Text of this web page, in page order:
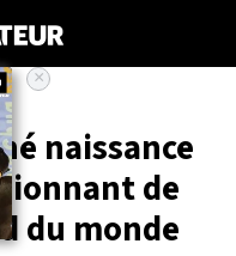
naissance
de
du monde
×